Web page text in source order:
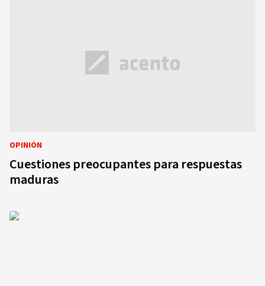
OPINIÓN
Cuestiones preocupantes para respuestas
maduras